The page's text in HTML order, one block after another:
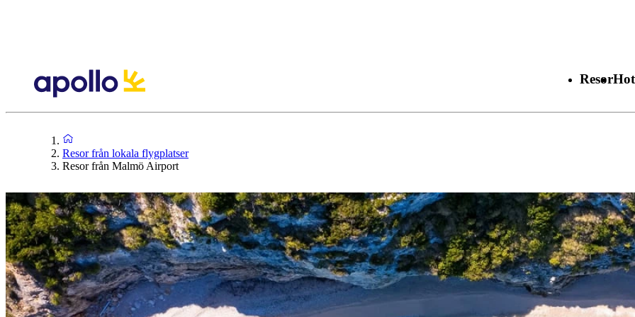
Resor
Resor från lokala flygplatser
Resor från Malmö Airport